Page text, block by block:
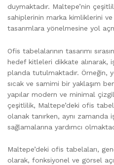
duymaktadır. Maltepe’nin
sahiplerinin marka kimliklerini
tasarımlara yönelmesine yol
Ofis tabelalarının tasarımı
hedef kitleleri dikkate alınarak,
planda tutulmaktadır. Örneğin,
sıcak ve samimi bir yaklaşım
yapılar modern ve minimal
çeşitlilik, Maltepe’deki ofis
olanak tanırken, aynı zamanda
sağlamalarına yardımcı
Maltepe’deki ofis tabelaları,
olarak, fonksiyonel ve görsel